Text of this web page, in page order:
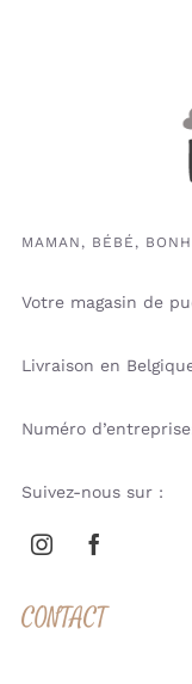
MAMAN, BÉBÉ,
Votre magasin de
Livraison en
Numéro
Suivez-nous sur :
CONTACT